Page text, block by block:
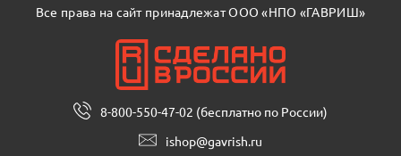
Все права на сайт принадлежат ООО «НПО «ГАВРИШ»
8-800-550-47-02 (бесплатно по России)
ishop@gavrish.ru